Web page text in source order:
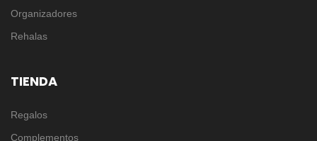
Organizadores
Rehalas
TIENDA
Regalos
Complementos